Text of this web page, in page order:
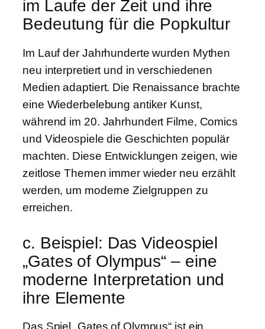
im Laufe der Zeit und ihre
Bedeutung für die Popkultur
Im Lauf der Jahrhunderte wurden Mythen
neu interpretiert und in verschiedenen
Medien adaptiert. Die Renaissance brachte
eine Wiederbelebung antiker Kunst,
während im 20. Jahrhundert Filme, Comics
und Videospiele die Geschichten populär
machten. Diese Entwicklungen zeigen, wie
zeitlose Themen immer wieder neu erzählt
werden, um moderne Zielgruppen zu
erreichen.
c. Beispiel: Das Videospiel
„Gates of Olympus“ – eine
moderne Interpretation und
ihre Elemente